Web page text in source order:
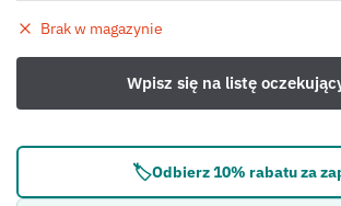
Brak w magazynie
🏷️Odbierz 10% rabatu za